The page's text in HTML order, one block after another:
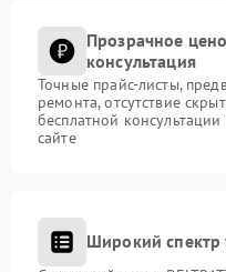
Прозрачное
консультация
Точные прайс-листы,
ремонта, отсутствие
бесплатной
сайте
Широкий спектр